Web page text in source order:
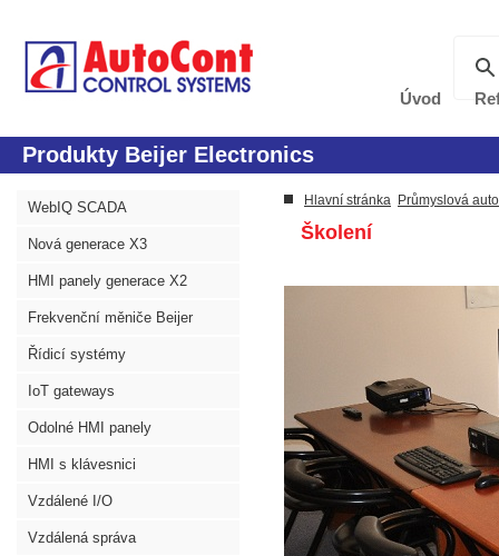
Úvod
Produkty Beijer Electronics
WebIQ SCADA
Nová generace X3
HMI panely generace X2
Frekvenční měniče Beijer
Řídicí systémy
IoT gateways
Odolné HMI panely
HMI s klávesnici
Vzdálené I/O
Vzdálená správa
Hlavní stránka Průmyslová
Školení